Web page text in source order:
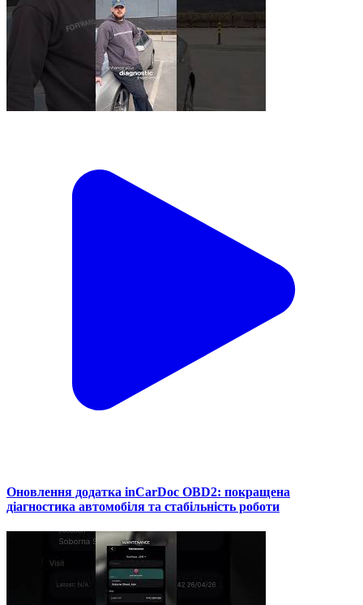
Оновлення додатка inCarDoc OBD2: покращена
діагностика автомобіля та стабільність роботи